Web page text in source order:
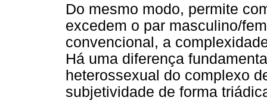
Do mesmo modo, permite
excedem o par masculino/
convencional, a
Há uma diferença
heterossexual do complexo
subjetividade de forma